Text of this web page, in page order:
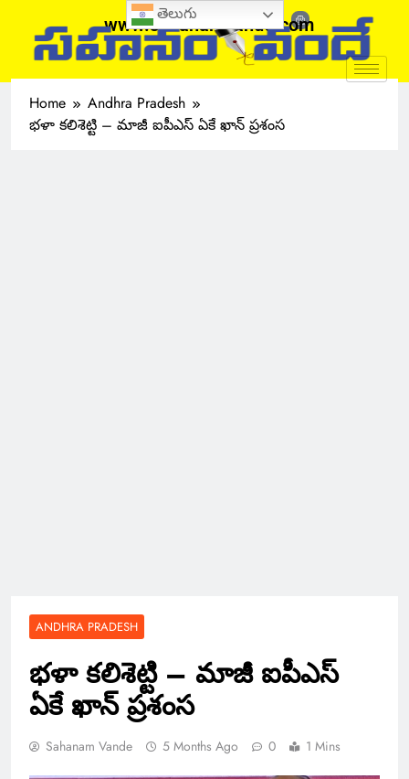
www.sahanamvande.com
Home
Andhra Pradesh
భళా కలిశెట్టి – మాజీ ఐపీఎస్ ఏకే ఖాన్ ప్రశంస
ANDHRA PRADESH
భళా కలిశెట్టి – మాజీ ఐపీఎస్
ఏకే ఖాన్ ప్రశంస
Sahanam Vande 5 Months Ago 0 1 Mins
తెలుగు